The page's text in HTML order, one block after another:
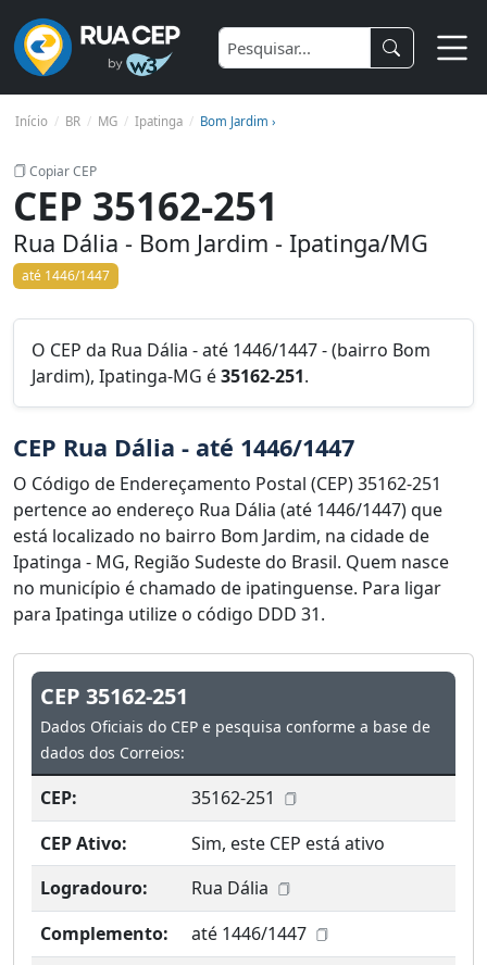
Início BR MG Ipatinga Bom Jardim ›
Copiar CEP
CEP 35162-251
Rua Dália - Bom Jardim - Ipatinga/MG
até 1446/1447
O CEP da Rua Dália - até 1446/1447 - (bairro Bom
Jardim), Ipatinga-MG é35162-251.
CEP Rua Dália - até 1446/1447
O Código de Endereçamento Postal (CEP) 35162-251
pertence ao endereço Rua Dália (até 1446/1447) que
está localizado no bairro Bom Jardim, na cidade de
Ipatinga - MG, Região Sudeste do Brasil. Quem nasce
no município é chamado de ipatinguense. Para ligar
para Ipatinga utilize o código DDD 31.
CEP 35162-251
Dados Oficiais do CEP e pesquisa conforme a base de
dados dos Correios:
CEP:
35162-251
CEP Ativo:
Sim, este CEP está ativo
Logradouro:
Rua Dália
Complemento:
até 1446/1447